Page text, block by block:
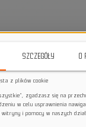
2.5 to ultralekka i
SZCZEGÓŁY O
z plików cookie
zgadzasz się na
w celu usprawnienia
i pomocy w naszych